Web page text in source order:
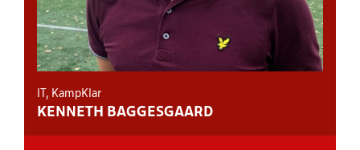
IT, KampKlar
KENNETH BAGGESGAARD